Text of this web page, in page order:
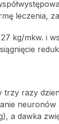
leczenia,
kg/mkw. i
razy
a dawka